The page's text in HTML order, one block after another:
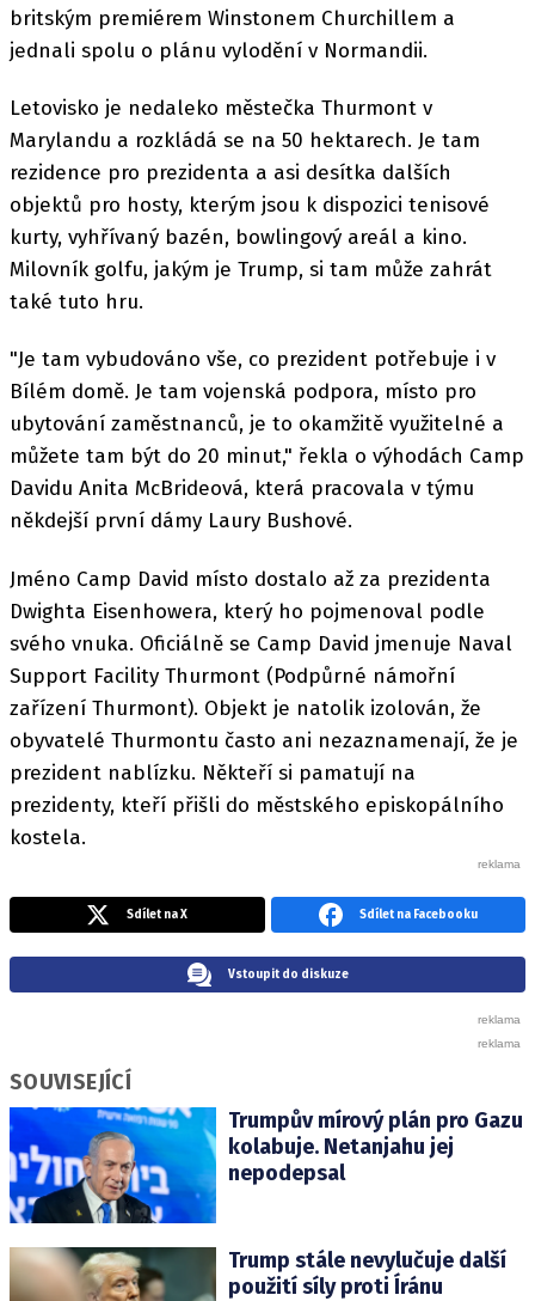
britským premiérem Winstonem Churchillem a
jednali spolu o plánu vylodění v Normandii.
Letovisko je nedaleko městečka Thurmont v
Marylandu a rozkládá se na 50 hektarech. Je tam
rezidence pro prezidenta a asi desítka dalších
objektů pro hosty, kterým jsou k dispozici tenisové
kurty, vyhřívaný bazén, bowlingový areál a kino.
Milovník golfu, jakým je Trump, si tam může zahrát
také tuto hru.
"Je tam vybudováno vše, co prezident potřebuje i v
Bílém domě. Je tam vojenská podpora, místo pro
ubytování zaměstnanců, je to okamžitě využitelné a
můžete tam být do 20 minut," řekla o výhodách Camp
Davidu Anita McBrideová, která pracovala v týmu
někdejší první dámy Laury Bushové.
Jméno Camp David místo dostalo až za prezidenta
Dwighta Eisenhowera, který ho pojmenoval podle
svého vnuka. Oficiálně se Camp David jmenuje Naval
Support Facility Thurmont (Podpůrné námořní
zařízení Thurmont). Objekt je natolik izolován, že
obyvatelé Thurmontu často ani nezaznamenají, že je
prezident nablízku. Někteří si pamatují na
prezidenty, kteří přišli do městského episkopálního
kostela.
Sdílet na X Sdílet na Facebooku
Vstoupit do diskuze
SOUVISEJÍCÍ
Trumpův mírový plán pro Gazu
kolabuje. Netanjahu jej
nepodepsal
Trump stále nevylučuje další
použití síly proti Íránu